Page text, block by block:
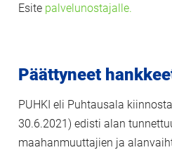
Esite palvelunostajalle.
Päättyneet
PUHKI eli Puhtausala
30.6.2021) edisti alan
maahanmuuttajien ja